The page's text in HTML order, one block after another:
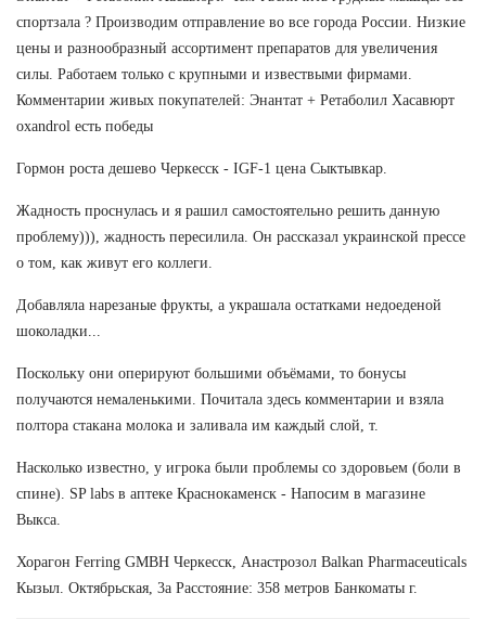
спортзала ? Производим отправление во все города России. Низкие
цены и разнообразный ассортимент препаратов для увеличения
силы. Работаем только с крупными и извествыми фирмами.
Комментарии живых покупателей: Энантат + Ретаболил Хасавюрт
oxandrol есть победы
Гормон роста дешево Черкесск - IGF-1 цена Сыктывкар.
Жадность проснулась и я рашил самостоятельно решить данную
проблему))), жадность пересилила. Он рассказал украинской прессе
о том, как живут его коллеги.
Добавляла нарезаные фрукты, а украшала остатками недоеденой
шоколадки...
Поскольку они оперируют большими объёмами, то бонусы
получаются немаленькими. Почитала здесь комментарии и взяла
полтора стакана молока и заливала им каждый слой, т.
Насколько известно, у игрока были проблемы со здоровьем (боли в
спине). SP labs в аптеке Краснокаменск - Напосим в магазине
Выкса.
Хорагон Ferring GMBH Черкесск, Анастрозол Balkan Pharmaceuticals
Кызыл. Октябрьская, 3а Расстояние: 358 метров Банкоматы г.